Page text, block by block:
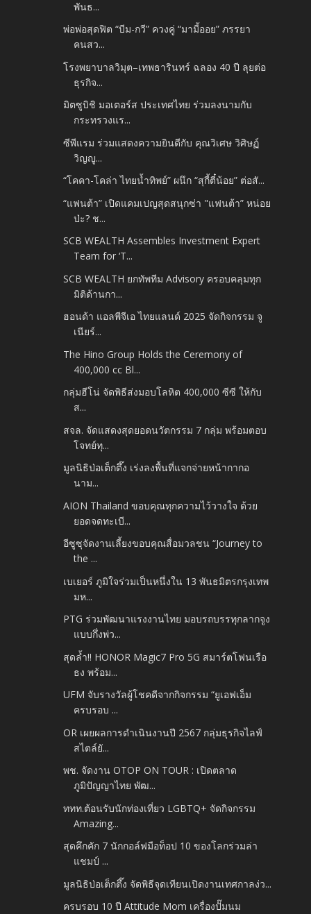
พันธ...
พ่อพ่อสุดฟิต “บีม-กวี” ควงคู่ “มามี้ออย” ภรรยา
คนสว...
โรงพยาบาลวิมุต–เทพธารินทร์ ฉลอง 40 ปี ลุยต่อ
ธุรกิจ...
มิตซูบิชิ มอเตอร์ส ประเทศไทย ร่วมลงนามกับ
กระทรวงแร...
ซีพีแรม ร่วมแสดงความยินดีกับ คุณวิเศษ วิศิษฏ์
วิญญู...
“โคคา-โคล่า ไทยน้ำทิพย์” ผนึก “สุกี้ตี๋น้อย” ต่อสั...
“แฟนต้า” เปิดแคมเปญสุดสนุกซ่า "แฟนต้า” หน่อย
ป่ะ? ช...
SCB WEALTH Assembles Investment Expert
Team for ‘T...
SCB WEALTH ยกทัพทีม Advisory ครอบคลุมทุก
มิติด้านกา...
ฮอนด้า แอลพีจีเอ ไทยแลนด์ 2025 จัดกิจกรรม จู
เนียร์...
The Hino Group Holds the Ceremony of
400,000 cc Bl...
กลุ่มฮีโน่ จัดพิธีส่งมอบโลหิต 400,000 ซีซี ให้กับ
ส...
สจล. จัดแสดงสุดยอดนวัตกรรม 7 กลุ่ม พร้อมตอบ
โจทย์ทุ...
มูลนิธิป่อเต็กตึ๊ง เร่งลงพื้นที่แจกจ่ายหน้ากากอ
นาม...
AION Thailand ขอบคุณทุกความไว้วางใจ ด้วย
ยอดจดทะเบี...
อีซูซุจัดงานเลี้ยงขอบคุณสื่อมวลชน “Journey to
the ...
เบเยอร์ ภูมิใจร่วมเป็นหนึ่งใน 13 พันธมิตรกรุงเทพ
มห...
PTG ร่วมพัฒนาแรงงานไทย มอบรถบรรทุกลากจูง
แบบกึ่งพ่ว...
สุดล้ำ!! HONOR Magic7 Pro 5G สมาร์ตโฟนเรือ
ธง พร้อม...
UFM จับรางวัลผู้โชคดีจากกิจกรรม “ยูเอฟเอ็ม
ครบรอบ ...
OR เผยผลการดำเนินงานปี 2567 กลุ่มธุรกิจไลฟ์
สไตล์ยั...
พช. จัดงาน OTOP ON TOUR : เปิดตลาด
ภูมิปัญญาไทย พัฒ...
ททท.ต้อนรับนักท่องเที่ยว LGBTQ+ จัดกิจกรรม
Amazing...
สุดคึกคัก 7 นักกอล์ฟมือท็อป 10 ของโลกร่วมล่า
แชมป์ ...
มูลนิธิป่อเต็กตึ๊ง จัดพิธีจุดเทียนเปิดงานเทศกาลง่ว...
ครบรอบ 10 ปี Attitude Mom เครื่องปั๊มนม